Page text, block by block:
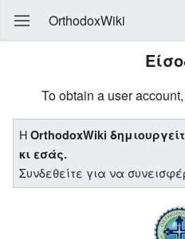
OrthodoxWiki
To obtain a user
ΗOrthodoxWiki
κι εσάς.
Συνδεθείτε για να